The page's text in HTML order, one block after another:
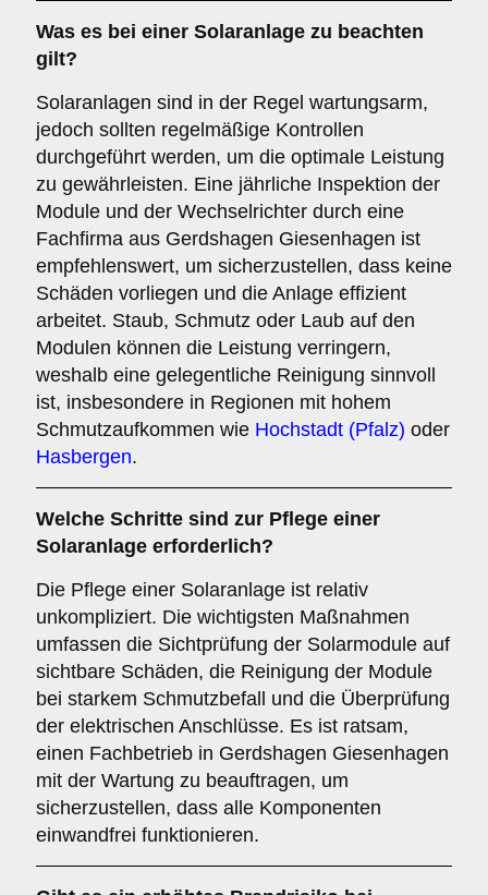
Was es bei einer Solaranlage zu beachten
gilt?
Solaranlagen sind in der Regel wartungsarm,
jedoch sollten regelmäßige Kontrollen
durchgeführt werden, um die optimale Leistung
zu gewährleisten. Eine jährliche Inspektion der
Module und der Wechselrichter durch eine
Fachfirma aus Gerdshagen Giesenhagen ist
empfehlenswert, um sicherzustellen, dass keine
Schäden vorliegen und die Anlage effizient
arbeitet. Staub, Schmutz oder Laub auf den
Modulen können die Leistung verringern,
weshalb eine gelegentliche Reinigung sinnvoll
ist, insbesondere in Regionen mit hohem
Schmutzaufkommen wie Hochstadt (Pfalz) oder
Hasbergen.
Welche Schritte sind zur Pflege einer
Solaranlage erforderlich?
Die Pflege einer Solaranlage ist relativ
unkompliziert. Die wichtigsten Maßnahmen
umfassen die Sichtprüfung der Solarmodule auf
sichtbare Schäden, die Reinigung der Module
bei starkem Schmutzbefall und die Überprüfung
der elektrischen Anschlüsse. Es ist ratsam,
einen Fachbetrieb in Gerdshagen Giesenhagen
mit der Wartung zu beauftragen, um
sicherzustellen, dass alle Komponenten
einwandfrei funktionieren.